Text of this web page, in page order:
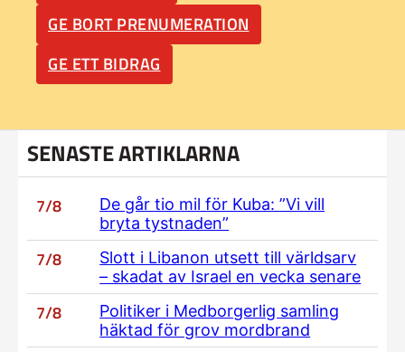
GE BORT PRENUMERATION
GE ETT BIDRAG
SENASTE ARTIKLARNA
7/8
De går tio mil för Kuba: ”Vi vill
bryta tystnaden”
7/8
Slott i Libanon utsett till världsarv
– skadat av Israel en vecka senare
7/8
Politiker i Medborgerlig samling
häktad för grov mordbrand